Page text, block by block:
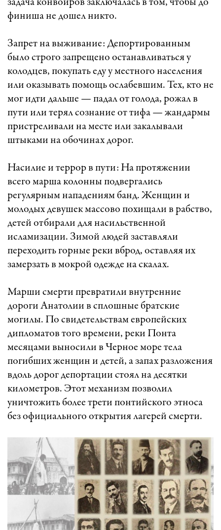
задача конвоиров заключалась в том, чтобы до
финиша не дошел никто.
Запрет на выживание: Депортированным
было строго запрещено останавливаться у
колодцев, покупать еду у местного населения
или оказывать помощь ослабевшим. Тех, кто не
мог идти дальше — падал от голода, рожал в
пути или терял сознание от тифа — жандармы
пристреливали на месте или закалывали
штыками на обочинах дорог.
Насилие и террор в пути: На протяжении
всего марша колонны подвергались
регулярным нападениям банд. Женщин и
молодых девушек массово похищали в рабство,
детей отбирали для насильственной
исламизации. Зимой людей заставляли
переходить горные реки вброд, оставляя их
замерзать в мокрой одежде на скалах.
Марши смерти превратили внутренние
дороги Анатолии в сплошные братские
могилы. По свидетельствам европейских
дипломатов того времени, реки Понта
месяцами выносили в Черное море тела
погибших женщин и детей, а запах разложения
вдоль дорог депортации стоял на десятки
километров. Этот механизм позволил
уничтожить более трети понтийского этноса
без официального открытия лагерей смерти.